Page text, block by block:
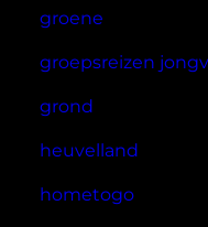
groene
groepsreizen
grond
heuvelland
hometogo